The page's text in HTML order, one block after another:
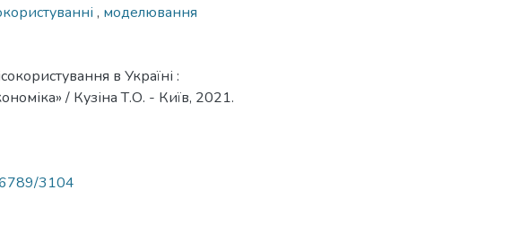
, моделювання
в Україні :
/ Кузіна Т.О. - Київ, 2021.
3104